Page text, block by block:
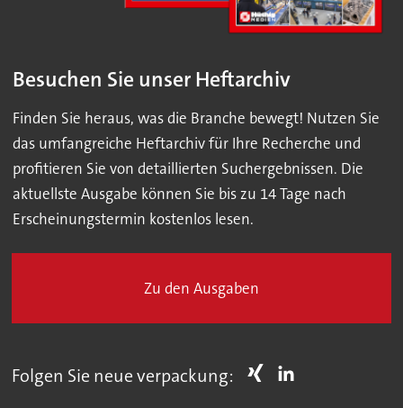
Besuchen Sie unser Heftarchiv
Finden Sie heraus, was die Branche bewegt! Nutzen Sie
das umfangreiche Heftarchiv für Ihre Recherche und
profitieren Sie von detaillierten Suchergebnissen. Die
aktuellste Ausgabe können Sie bis zu 14 Tage nach
Erscheinungstermin kostenlos lesen.
Zu den Ausgaben
Folgen Sie neue verpackung: